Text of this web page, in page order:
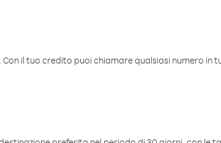
il tuo credito puoi chiamare qualsiasi numero in